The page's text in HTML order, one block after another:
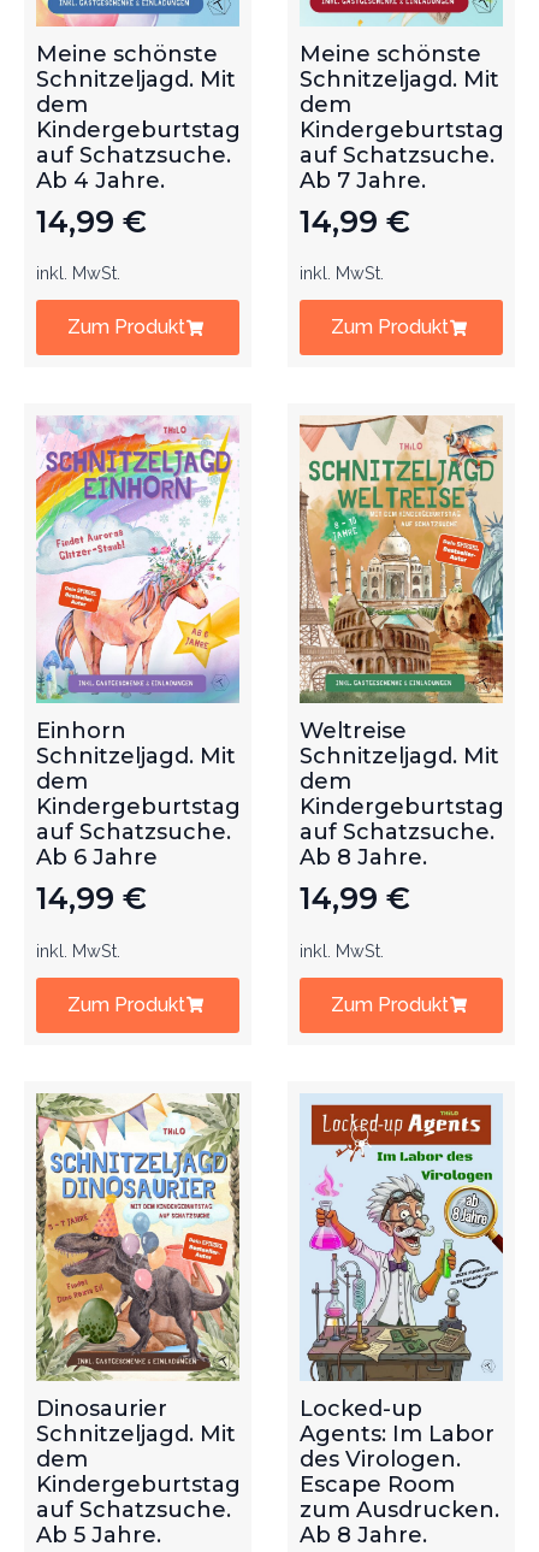
Meine schönste
Schnitzeljagd. Mit
dem
Kindergeburtstag
auf Schatzsuche.
Ab 4 Jahre.
14,99 €
inkl. MwSt.
Zum Produkt
Meine schönste
Schnitzeljagd. Mit
dem
Kindergeburtstag
auf Schatzsuche.
Ab 7 Jahre.
14,99 €
inkl. MwSt.
Zum Produkt
Einhorn
Schnitzeljagd. Mit
dem
Kindergeburtstag
auf Schatzsuche.
Ab 6 Jahre
14,99 €
inkl. MwSt.
Zum Produkt
Weltreise
Schnitzeljagd. Mit
dem
Kindergeburtstag
auf Schatzsuche.
Ab 8 Jahre.
14,99 €
inkl. MwSt.
Zum Produkt
Dinosaurier
Schnitzeljagd. Mit
dem
Kindergeburtstag
auf Schatzsuche.
Ab 5 Jahre.
Locked-up
Agents: Im Labor
des Virologen.
Escape Room
zum Ausdrucken.
Ab 8 Jahre.